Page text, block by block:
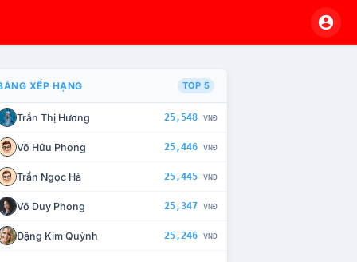
CHẾ TÀI XỬ LÝ VI PHẠM
XẾP HẠNG TOP 5
Trần Thị Hương 25,548 VNĐ
Võ Hữu Phong 25,446 VNĐ
Trần Ngọc Hà 25,445 VNĐ
Võ Duy Phong 25,347 VNĐ
Đặng Kim Quỳnh 25,246 VNĐ